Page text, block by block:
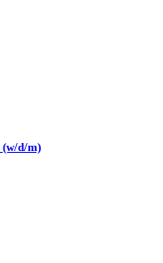
(w/d/m)